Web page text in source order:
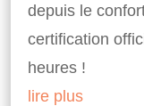
depuis le
certification
heures !
lire plus